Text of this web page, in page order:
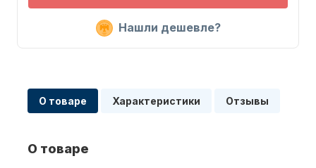
Винты
Нашли дешевле?
О товаре Характеристики Отзывы
О товаре